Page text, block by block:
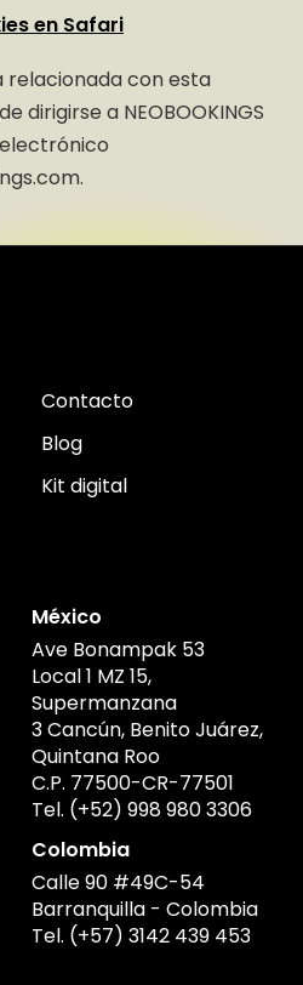
en Safari
relacionada con esta
dirigirse a NEOBOOKINGS
Contacto
Blog
Kit digital
México
Ave Bonampak 53
Local 1 MZ 15,
Supermanzana
3 Cancún, Benito Juárez,
Quintana Roo
C.P. 77500-CR-77501
Tel. (+52) 998 980 3306
Colombia
Calle 90 #49C-54
Barranquilla - Colombia
Tel. (+57) 3142 439 453